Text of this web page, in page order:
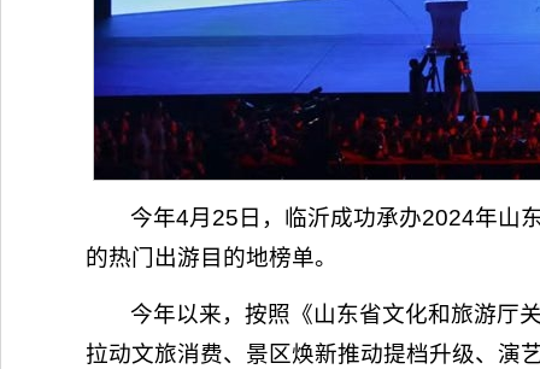
今年4月25日，临沂成功承办2024年山
的热门出游目的地榜单。
今年以来，按照《山东省文化和旅游厅
拉动文旅消费、景区焕新推动提档升级、演